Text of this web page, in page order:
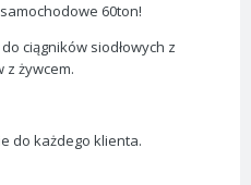
60ton!
ciągników siodłowych z
żywcem.
do każdego klienta.